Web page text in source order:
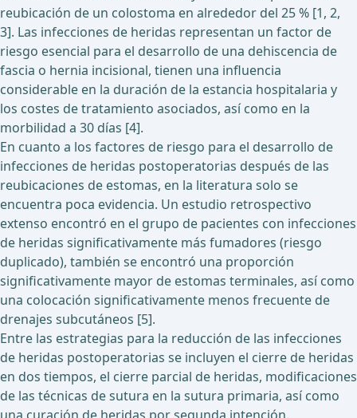
reubicación de un colostoma en alrededor del 25 % [1, 2,
3]. Las infecciones de heridas representan un factor de
riesgo esencial para el desarrollo de una dehiscencia de
fascia o hernia incisional, tienen una influencia
considerable en la duración de la estancia hospitalaria y
los costes de tratamiento asociados, así como en la
morbilidad a 30 días [4].
En cuanto a los factores de riesgo para el desarrollo de
infecciones de heridas postoperatorias después de las
reubicaciones de estomas, en la literatura solo se
encuentra poca evidencia. Un estudio retrospectivo
extenso encontró en el grupo de pacientes con infecciones
de heridas significativamente más fumadores (riesgo
duplicado), también se encontró una proporción
significativamente mayor de estomas terminales, así como
una colocación significativamente menos frecuente de
drenajes subcutáneos [5].
Entre las estrategias para la reducción de las infecciones
de heridas postoperatorias se incluyen el cierre de heridas
en dos tiempos, el cierre parcial de heridas, modificaciones
de las técnicas de sutura en la sutura primaria, así como